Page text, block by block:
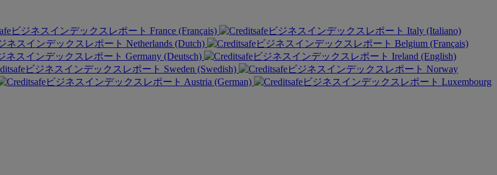
France (Français)
Italy (Italiano)
Netherlands (Dutch)
Belgium (Français)
Germany (Deutsch)
Ireland (English)
Sweden (Swedish)
Norway
Austria (German)
Luxembourg